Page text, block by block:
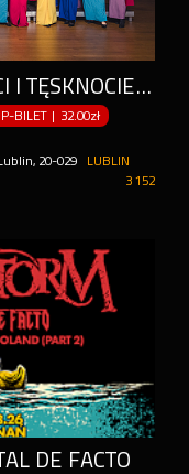
„PIEŚNI O MIŁOŚCI I TĘSKNOCIE”. KONCERT POLSKIEGO NARODOWEGO CHÓRU MŁODZIEŻOWEGO
BILET | 32.00zł
20-029
LUBLIN
3 152
DE FACTO